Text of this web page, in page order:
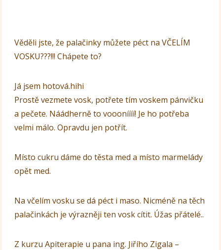
Věděli jste, že palačinky můžete péct na VČELÍM
VOSKU???!!! Chápete to?
Já jsem hotová.hihi
Prostě vezmete vosk, potřete tím voskem pánvičku
a pečete. Náádherně to voooníííí! Je ho potřeba
velmi málo. Opravdu jen potřít.
Místo cukru dáme do těsta med a místo marmelády
opět med.
Na včelím vosku se dá péct i maso. Nicméně na těch
palačinkách je výrazněji ten vosk cítit. Úžas přátelé..
Z kurzu Apiterapie u pana ing. Jiřího Zigala –